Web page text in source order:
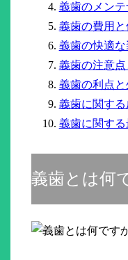
義歯のメン
義歯の費用と
義歯の快適
義歯の注意
義歯の利点
義歯に関す
義歯に関す
義歯とは何